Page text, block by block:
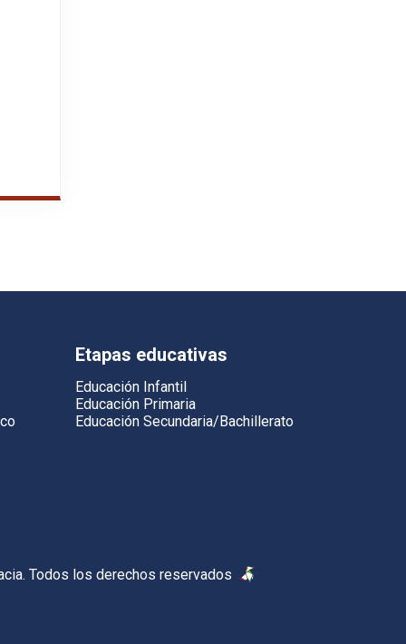
Etapas educativas
Educación Infantil
Educación Primaria
Educación Secundaria/Bachillerato
Todos los derechos reservados